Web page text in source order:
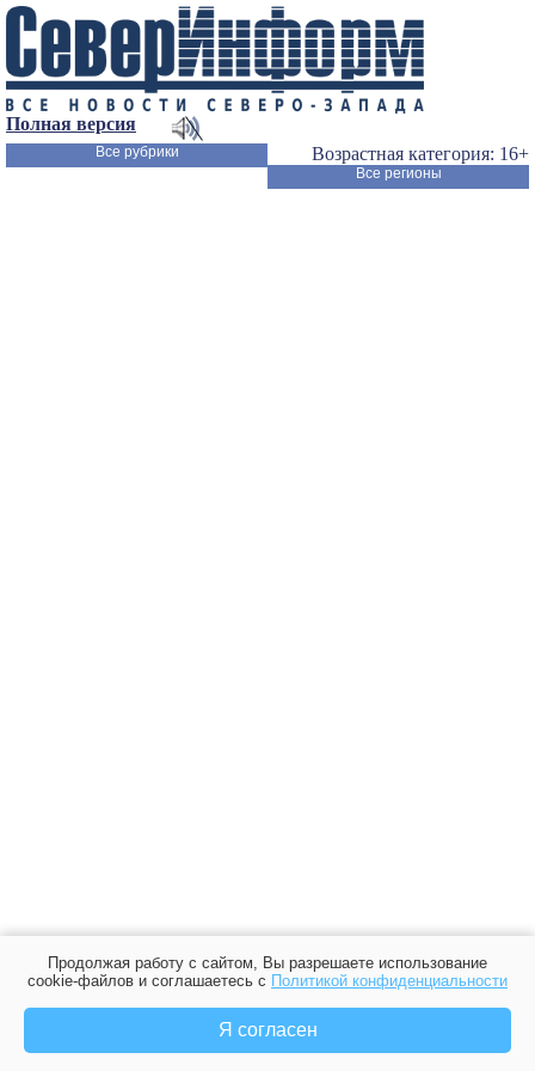
Полная версия
Возрастная категория: 16+
Все рубрики
Все регионы
Продолжая работу с сайтом, Вы разрешаете использование
cookie-файлов и соглашаетесь с Политикой конфиденциальности
Я согласен